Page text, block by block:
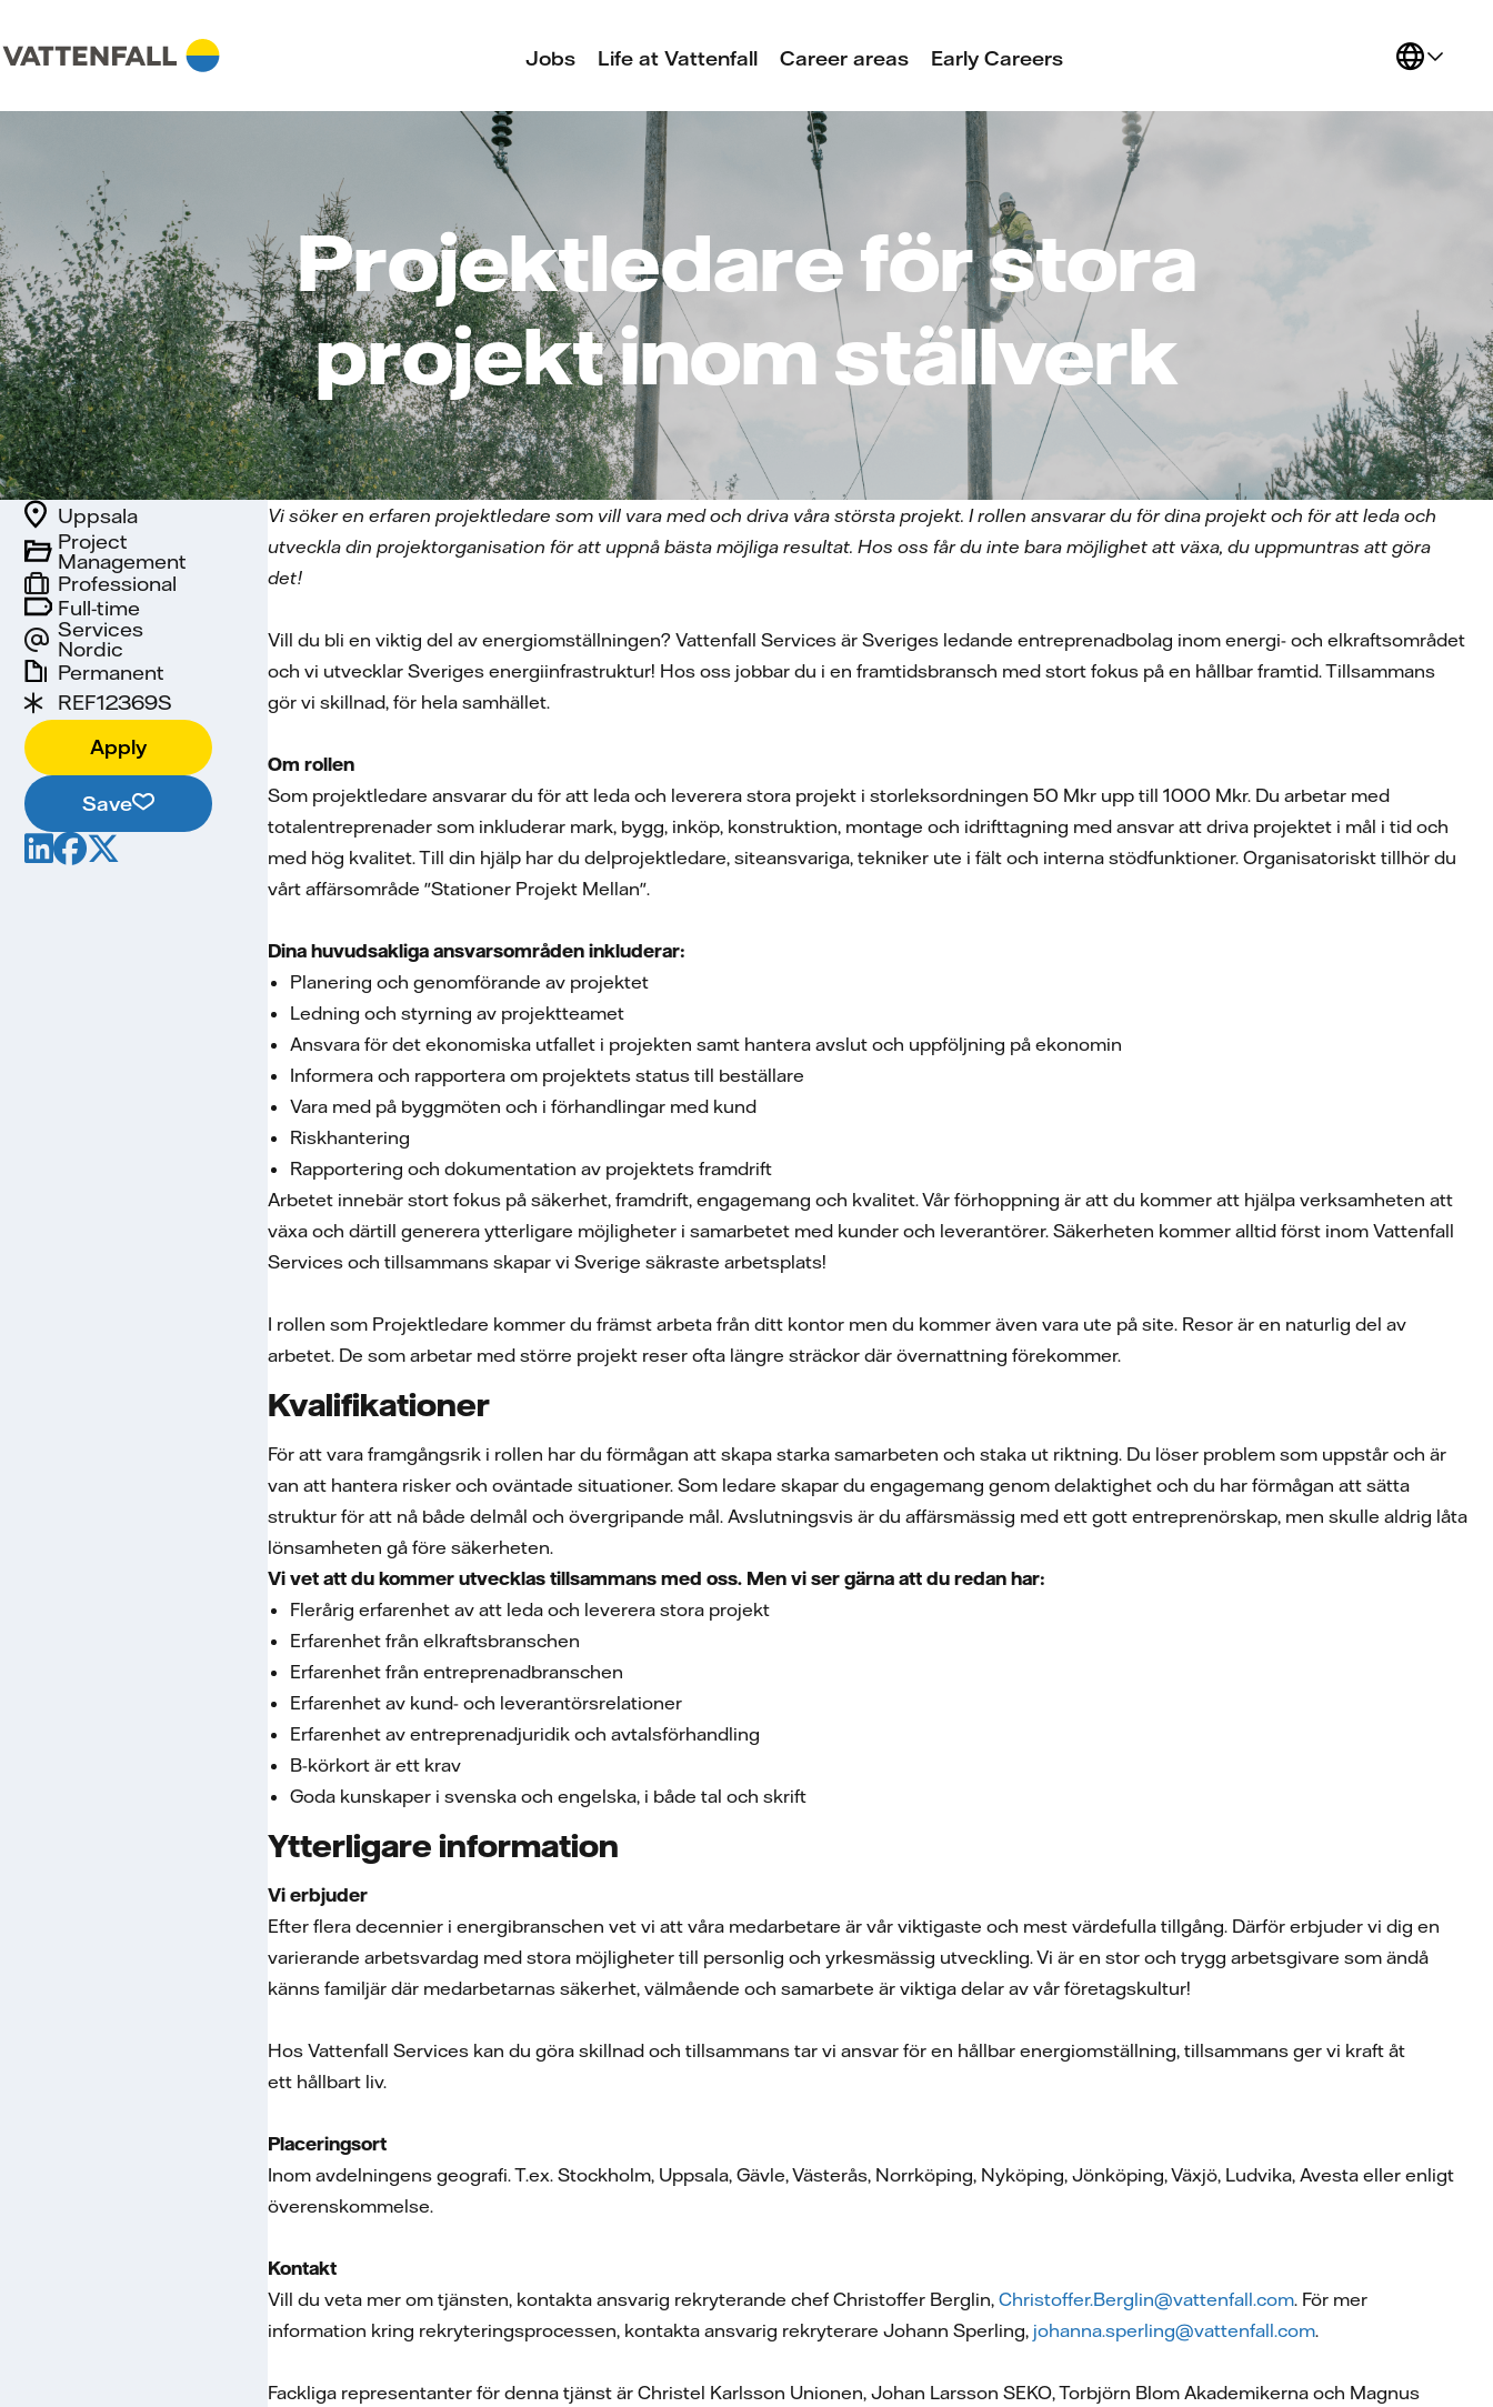
Jobs Life at Vattenfall Career areas Early Careers
Projektledare för stora
projekt inom ställverk
Full-time
Services
Nordic
Project
Management
Uppsala
Professional
Permanent
REF12369S
Apply
Save
Vi söker en erfaren projektledare som vill vara med och driva våra största projekt. I rollen ansvarar du för dina projekt och för att leda och
utveckla din projektorganisation för att uppnå bästa möjliga resultat. Hos oss får du inte bara möjlighet att växa, du uppmuntras att göra
det!
Vill du bli en viktig del av energiomställningen? Vattenfall Services är Sveriges ledande entreprenadbolag inom energi- och elkraftsområdet
och vi utvecklar Sveriges energiinfrastruktur! Hos oss jobbar du i en framtidsbransch med stort fokus på en hållbar framtid. Tillsammans
gör vi skillnad, för hela samhället.
Om rollen
Som projektledare ansvarar du för att leda och leverera stora projekt i storleksordningen 50 Mkr upp till 1000 Mkr. Du arbetar med
totalentreprenader som inkluderar mark, bygg, inköp, konstruktion, montage och idrifttagning med ansvar att driva projektet i mål i tid och
med hög kvalitet. Till din hjälp har du delprojektledare, siteansvariga, tekniker ute i fält och interna stödfunktioner. Organisatoriskt tillhör du
vårt affärsområde "Stationer Projekt Mellan".
Dina huvudsakliga ansvarsområden inkluderar:
Planering och genomförande av projektet
Ledning och styrning av projektteamet
Ansvara för det ekonomiska utfallet i projekten samt hantera avslut och uppföljning på ekonomin
Informera och rapportera om projektets status till beställare
Vara med på byggmöten och i förhandlingar med kund
Riskhantering
Rapportering och dokumentation av projektets framdrift
Arbetet innebär stort fokus på säkerhet, framdrift, engagemang och kvalitet. Vår förhoppning är att du kommer att hjälpa verksamheten att
växa och därtill generera ytterligare möjligheter i samarbetet med kunder och leverantörer. Säkerheten kommer alltid först inom Vattenfall
Services och tillsammans skapar vi Sverige säkraste arbetsplats!
I rollen som Projektledare kommer du främst arbeta från ditt kontor men du kommer även vara ute på site. Resor är en naturlig del av
arbetet. De som arbetar med större projekt reser ofta längre sträckor där övernattning förekommer.
Kvalifikationer
För att vara framgångsrik i rollen har du förmågan att skapa starka samarbeten och staka ut riktning. Du löser problem som uppstår och är
van att hantera risker och oväntade situationer. Som ledare skapar du engagemang genom delaktighet och du har förmågan att sätta
struktur för att nå både delmål och övergripande mål. Avslutningsvis är du affärsmässig med ett gott entreprenörskap, men skulle aldrig låta
lönsamheten gå före säkerheten.
Vi vet att du kommer utvecklas tillsammans med oss. Men vi ser gärna att du redan har:
Flerårig erfarenhet av att leda och leverera stora projekt
Erfarenhet från elkraftsbranschen
Erfarenhet från entreprenadbranschen
Erfarenhet av kund- och leverantörsrelationer
Erfarenhet av entreprenadjuridik och avtalsförhandling
B-körkort är ett krav
Goda kunskaper i svenska och engelska, i både tal och skrift
Ytterligare information
Vi erbjuder
Efter flera decennier i energibranschen vet vi att våra medarbetare är vår viktigaste och mest värdefulla tillgång. Därför erbjuder vi dig en
varierande arbetsvardag med stora möjligheter till personlig och yrkesmässig utveckling. Vi är en stor och trygg arbetsgivare som ändå
känns familjär där medarbetarnas säkerhet, välmående och samarbete är viktiga delar av vår företagskultur!
Hos Vattenfall Services kan du göra skillnad och tillsammans tar vi ansvar för en hållbar energiomställning, tillsammans ger vi kraft åt
ett hållbart liv.
Placeringsort
Inom avdelningens geografi. T.ex. Stockholm, Uppsala, Gävle, Västerås, Norrköping, Nyköping, Jönköping, Växjö, Ludvika, Avesta eller enligt
överenskommelse.
Kontakt
Vill du veta mer om tjänsten, kontakta ansvarig rekryterande chef Christoffer Berglin,Christoffer.Berglin@vattenfall.com. För mer
information kring rekryteringsprocessen, kontakta ansvarig rekryterare Johann Sperling, johanna.sperling@vattenfall.com.
Fackliga representanter för denna tjänst är Christel Karlsson Unionen, Johan Larsson SEKO, Torbjörn Blom Akademikerna och Magnus